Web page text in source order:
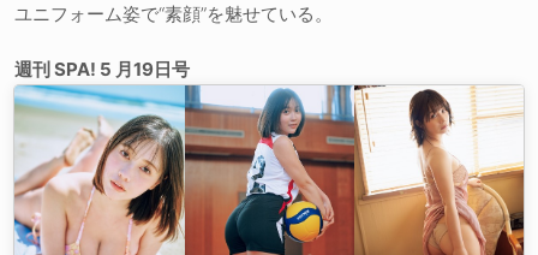
ユニフォーム姿で“素顔”を魅せている。
週刊 SPA! 5 月19日号